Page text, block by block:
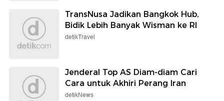
TransNusa Jadikan Bangkok Hub,
Bidik Lebih Banyak Wisman ke RI
detikTravel
Jenderal Top AS Diam-diam Cari
Cara untuk Akhiri Perang Iran
detikNews